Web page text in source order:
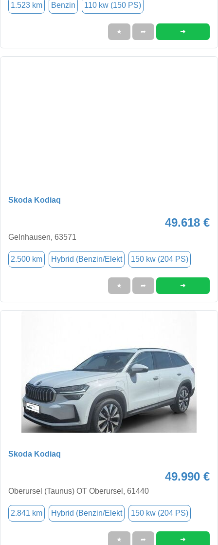
1.523 km Benzin 110 kw (150 PS)
★ ➦ ➜
Skoda Kodiaq
49.618 €
Gelnhausen, 63571
2.500 km Hybrid (Benzin/Elekt 150 kw (204 PS)
★ ➦ ➜
Skoda Kodiaq
49.990 €
Oberursel (Taunus) OT Oberursel, 61440
2.841 km Hybrid (Benzin/Elekt 150 kw (204 PS)
★ ➦ ➜